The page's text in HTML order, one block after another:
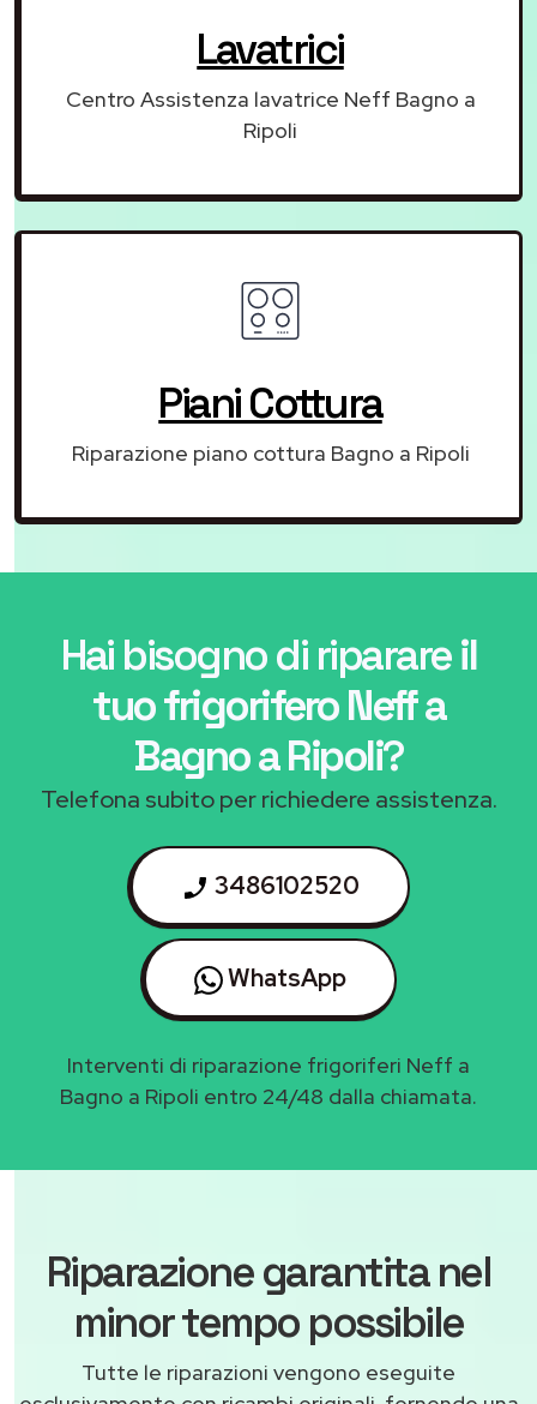
Lavatrici
Centro Assistenza lavatrice Neff Bagno a
Ripoli
Piani Cottura
Riparazione piano cottura Bagno a Ripoli
Hai bisogno di riparareil
tuo frigorifero Neff a
Bagno a Ripoli?
Telefona subito per richiedere assistenza.
3486102520
WhatsApp
Interventi di riparazione frigoriferi Neff a
Bagno a Ripoli entro 24/48 dalla chiamata.
Riparazione garantita nel
minor tempo possibile
Tutte le riparazioni vengono eseguite